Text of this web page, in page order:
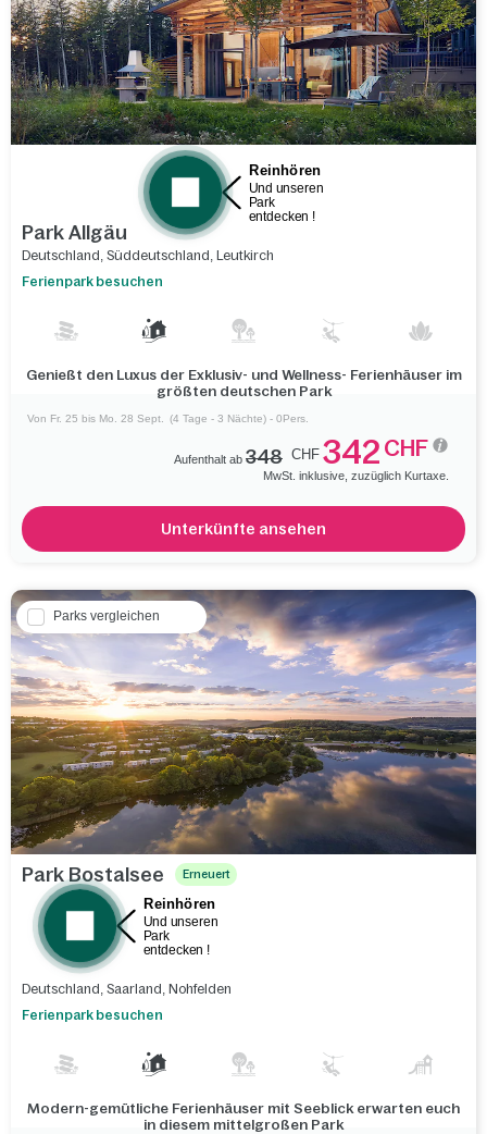
Park Allgäu
Deutschland , Süddeutschland , Leutkirch
Ferienpark besuchen
Genießt den Luxus der Exklusiv- und Wellness- Ferienhäuser im
größten deutschen Park
Von Fr. 25 bis Mo. 28 Sept. (4 Tage - 3 Nächte) - 0Pers.
Aufenthalt ab 348 CHF 342 CHF
MwSt. inklusive, zuzüglich Kurtaxe.
Unterkünfte ansehen
Parks vergleichen
Park Bostalsee Erneuert
Deutschland, Saarland, Nohfelden
Ferienpark besuchen
Modern-gemütliche Ferienhäuser mit Seeblick erwarten euch
in diesem mittelgroßen Park